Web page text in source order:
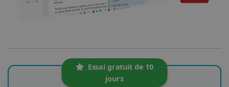
Essai gratuit de 10
jours